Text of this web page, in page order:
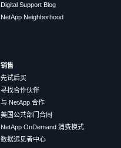
Digital Support Blog
NetApp Neighborhood
销售
先试后买
寻找合作伙伴
与 NetApp 合作
美国公共部门合同
NetApp OnDemand 消费模式
数据远见者中心